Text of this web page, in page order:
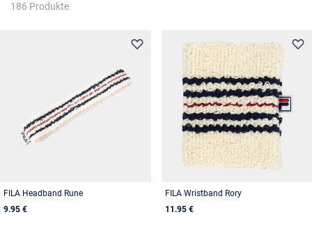
186 Produkte
FILA Headband Rune
9.95 €
FILA Wristband Rory
11.95 €